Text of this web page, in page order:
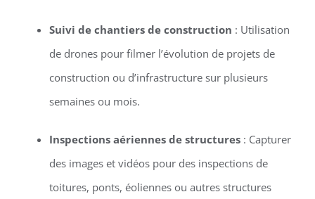
Suivi de chantiers de construction : Utilisation
de drones pour filmer l’évolution de projets de
construction ou d’infrastructure sur plusieurs
semaines ou mois.
Inspections aériennes de structures: Capturer
des images et vidéos pour des inspections de
toitures, ponts, éoliennes ou autres structures